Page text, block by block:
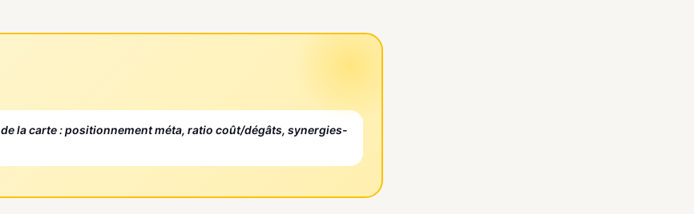
la carte : positionnement méta, ratio coût/dégâts, synergies-